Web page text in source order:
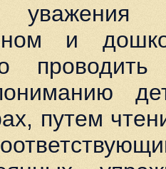
и
путем